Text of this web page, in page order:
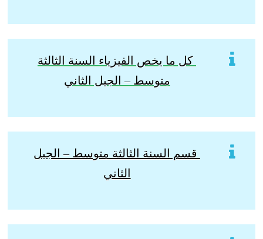
كل ما يخص الفيزياء السنة الثالثة
متوسط – الجيل الثاني
قسم السنة الثالثة متوسط – الجيل
الثاني